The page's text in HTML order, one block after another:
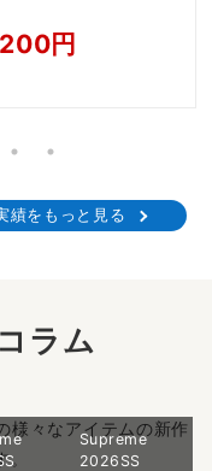
円
績をもっと見る
ラム
様々なアイテムの新作
Supreme
2026SS